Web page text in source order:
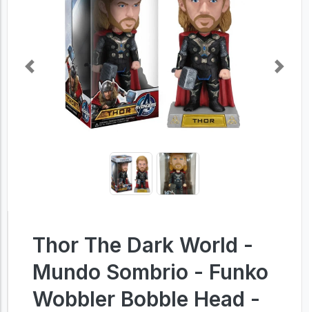
Previous Next
Thor The Dark World -
Mundo Sombrio - Funko
Wobbler Bobble Head -